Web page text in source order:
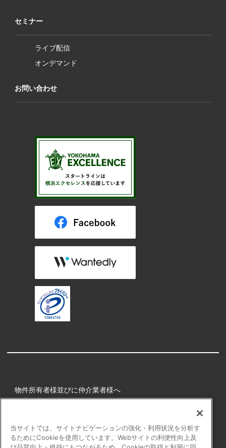
セミナー
ライブ配信
オンデマンド
お問い合わせ
物件所有者様並びに仲介業者様へ
健康経営
プライバシーポリシー
当サイトでは、サイトナビゲーションの強化・利用状況を分析す
るためにCookieを使用しています。Webサイトの利便性向上及